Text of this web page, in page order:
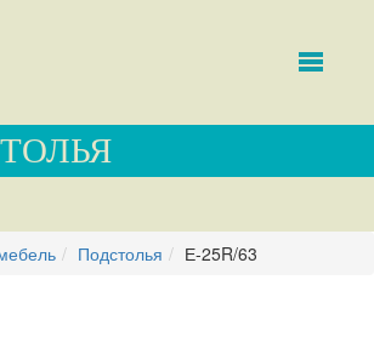
Подстолья Е-25R/63